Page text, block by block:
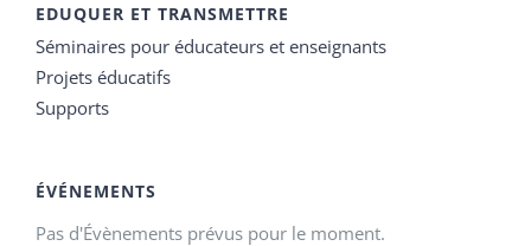
EDUQUER ET TRANSMETTRE
Séminaires pour éducateurs et enseignants
Projets éducatifs
Supports
ÉVÉNEMENTS
Pas d'Évènements prévus pour le moment.